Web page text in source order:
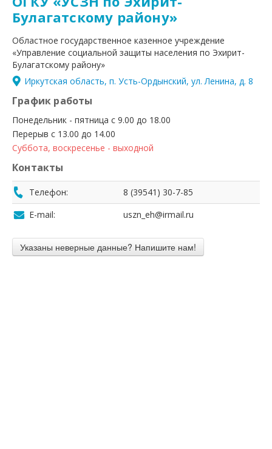
Булагатскому району»
Областное государственное казенное учреждение
«Управление социальной защиты населения по Эхирит-
Булагатскому району»
Иркутская область, п. Усть-Ордынский, ул. Ленина, д. 8
График работы
Понедельник - пятница с 9.00 до 18.00
Перерыв с 13.00 до 14.00
Суббота, воскресенье - выходной
Контакты
Телефон:
8 (39541) 30-7-85
E-mail:
uszn_eh@irmail.ru